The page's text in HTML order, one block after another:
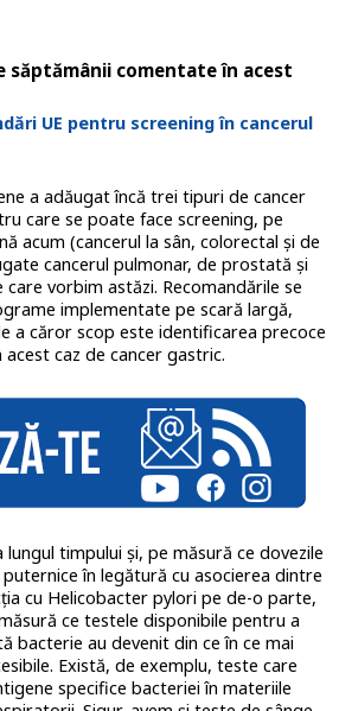
comentate în acest
UE pentru screening în cancerul
a adăugat încă trei tipuri de cancer
care se poate face screening, pe
acum (cancerul la sân, colorectal și de
cancerul pulmonar, de prostată și
vorbim astăzi. Recomandările se
implementate pe scară largă,
a căror scop este identificarea precoce
acest caz de cancer gastric.
timpului și, pe măsură ce dovezile
în legătură cu asocierea dintre
cu Helicobacter pylori pe de-o parte,
ce testele disponibile pentru a
bacterie au devenit din ce în ce mai
Există, de exemplu, teste care
specifice bacteriei în materiile